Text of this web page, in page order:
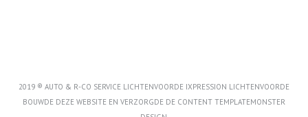
2019 ® AUTO & R-CO SERVICE LICHTENVOORDE IXPRESSION LICHTENVOORDE
BOUWDE DEZE WEBSITE EN VERZORGDE DE CONTENT TEMPLATEMONSTER